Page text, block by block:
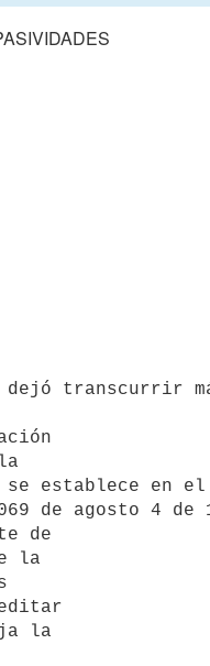
establece en
de agosto 4 de
la
la